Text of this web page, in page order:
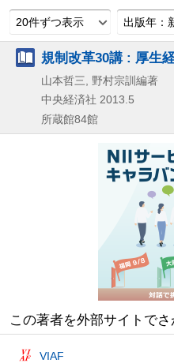
20件ずつ表示 出版年：
規制改革30講 : 厚生
山本哲三, 野村宗訓編著
中央経済社 2013.5
所蔵館84館
この著者を外部サイトでさ
VIAF